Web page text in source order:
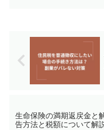
生命保険の満期返戻金と
告方法と税額について解